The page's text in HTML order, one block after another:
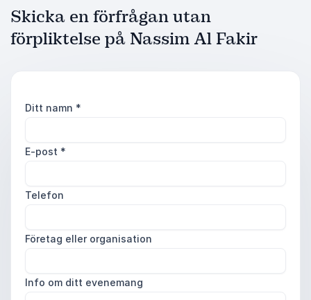
Skicka en förfrågan utan
förpliktelse på Nassim Al Fakir
Ditt namn *
E-post *
Telefon
Företag eller organisation
Info om ditt evenemang